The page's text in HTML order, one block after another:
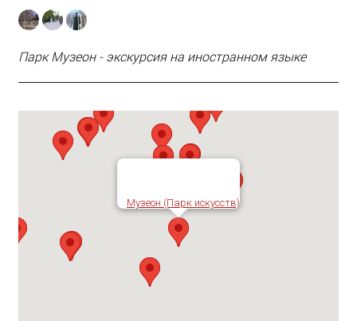
Парк Музеон - экскурсия на иностранном языке
Музеон (Парк искусств)